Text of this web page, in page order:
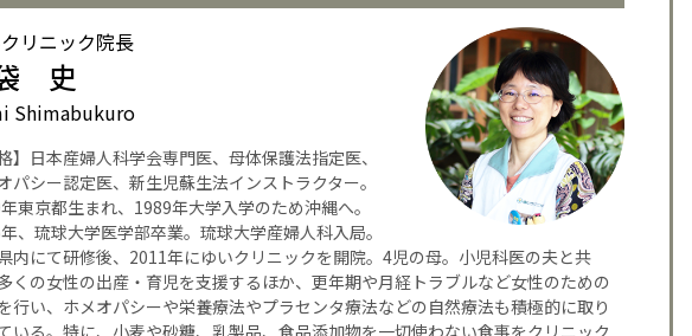
リニック院長
史
Shimabukuro
格】日本産婦人科学会専門医、母体保護法指定医、
パシー認定医、新生児蘇生法インストラクター。
東京都生まれ、1989年大学入学のため沖縄へ。
、琉球大学医学部卒業。琉球大学産婦人科入局。
内にて研修後、2011年にゆいクリニックを開院。4児の母。小児科医の夫と共
くの女性の出産・育児を支援するほか、更年期や月経トラブルなど女性のための
行い、ホメオパシーや栄養療法やプラセンタ療法などの自然療法も積極的に取り
いる。特に、小麦や砂糖、乳製品、食品添加物を一切使わない食事をクリニック